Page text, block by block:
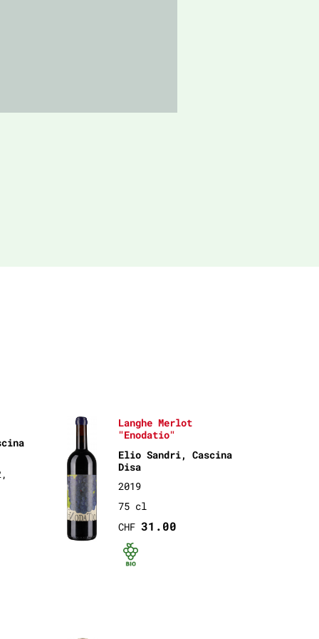
Langhe Merlot
"Enodatio"
Elio Sandri, Cascina
Disa
2019
75 cl
CHF31.00
Bio certifié